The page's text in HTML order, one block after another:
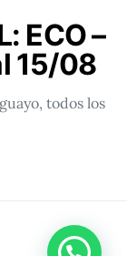
ECO –
15/08
todos los